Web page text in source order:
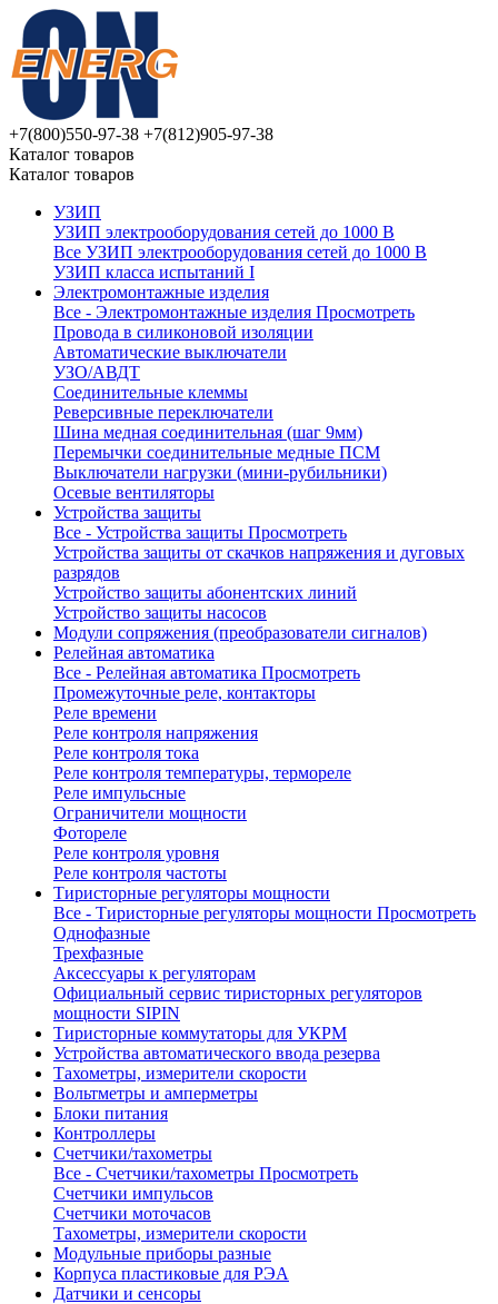
+7(800)550-97-38 +7(812)905-97-38
Каталог товаров
Каталог товаров
УЗИП
УЗИП электрооборудования сетей до 1000 В
Все УЗИП электрооборудования сетей до 1000 В
УЗИП клaссa испытаний I
Электромонтажные изделия
Все - Электромонтажные изделия Просмотреть
Провода в силиконовой изоляции
Автоматические выключатели
УЗО/АВДТ
Соединительные клеммы
Реверсивные переключатели
Шина медная соединительная (шаг 9мм)
Перемычки соединительные медные ПСМ
Выключатели нагрузки (мини-рубильники)
Осевые вентиляторы
Устройства защиты
Все - Устройства защиты Просмотреть
Устройства защиты от скачков напряжения и дуговых
разрядов
Устройство защиты абонентских линий
Устройство защиты насосов
Модули сопряжения (преобразователи сигналов)
Релейная автоматика
Все - Релейная автоматика Просмотреть
Промежуточные реле, контакторы
Реле времени
Реле контроля напряжения
Реле контроля тока
Реле контроля температуры, термореле
Реле импульсные
Ограничители мощности
Фотореле
Реле контроля уровня
Реле контроля частоты
Тиристорные регуляторы мощности
Все - Тиристорные регуляторы мощности Просмотреть
Однофазные
Трехфазные
Аксессуары к регуляторам
Официальный сервис тиристорных регуляторов
мощности SIPIN
Тиристорные коммутаторы для УКРМ
Устройства автоматического ввода резерва
Тахометры, измерители скорости
Вольтметры и амперметры
Блоки питания
Контроллеры
Счетчики/тахометры
Все - Счетчики/тахометры Просмотреть
Счетчики импульсов
Счетчики моточасов
Тахометры, измерители скорости
Модульные приборы разные
Корпуса пластиковые для РЭА
Датчики и сенсоры